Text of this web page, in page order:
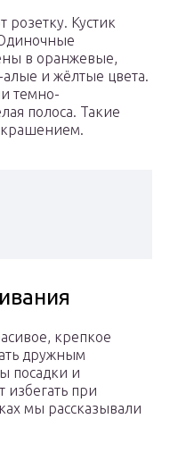
розетку. Кустик
в оранжевые,
и жёлтые цвета.
темно-
полоса. Такие
крепкое
дружным
посадки и
избегать при
мы рассказывали